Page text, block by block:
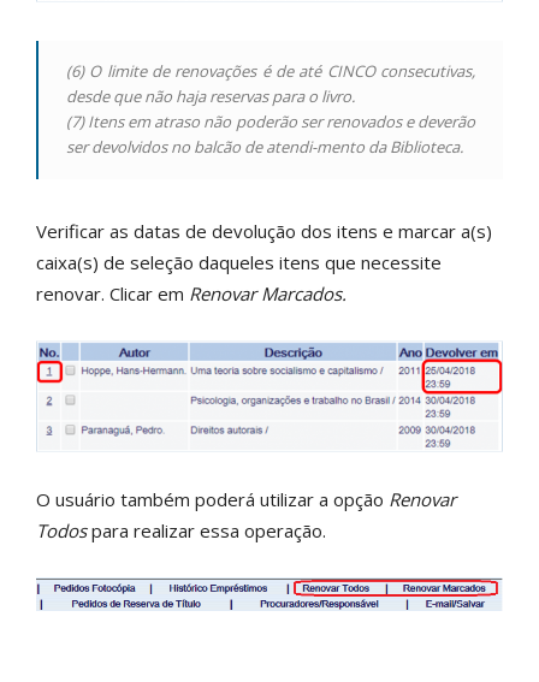
(6) O limite de renovações é de até CINCO consecutivas,
desde que não haja reservas para o livro.
(7) Itens em atraso não poderão ser renovados e deverão
ser devolvidos no balcão de atendi-mento da Biblioteca.
Verificar as datas de devolução dos itens e marcar a(s)
caixa(s) de seleção daqueles itens que necessite
renovar. Clicar em Renovar Marcados.
O usuário também poderá utilizar a opção Renovar
Todospara realizar essa operação.